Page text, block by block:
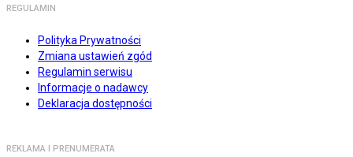
REGULAMIN
Polityka Prywatności
Zmiana ustawień zgód
Regulamin serwisu
Informacje o nadawcy
Deklaracja dostępności
REKLAMA I PRENUMERATA